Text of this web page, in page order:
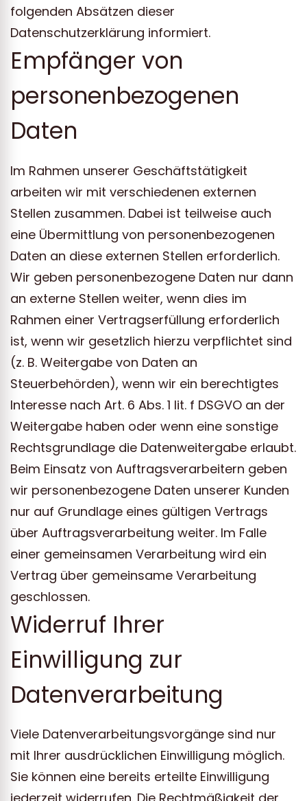
folgenden Absätzen dieser
Datenschutzerklärung informiert.
Empfänger von
personenbezogenen
Daten
Im Rahmen unserer Geschäftstätigkeit
arbeiten wir mit verschiedenen externen
Stellen zusammen. Dabei ist teilweise auch
eine Übermittlung von personenbezogenen
Daten an diese externen Stellen erforderlich.
Wir geben personenbezogene Daten nur dann
an externe Stellen weiter, wenn dies im
Rahmen einer Vertragserfüllung erforderlich
ist, wenn wir gesetzlich hierzu verpflichtet sind
(z. B. Weitergabe von Daten an
Steuerbehörden), wenn wir ein berechtigtes
Interesse nach Art. 6 Abs. 1 lit. f DSGVO an der
Weitergabe haben oder wenn eine sonstige
Rechtsgrundlage die Datenweitergabe erlaubt.
Beim Einsatz von Auftragsverarbeitern geben
wir personenbezogene Daten unserer Kunden
nur auf Grundlage eines gültigen Vertrags
über Auftragsverarbeitung weiter. Im Falle
einer gemeinsamen Verarbeitung wird ein
Vertrag über gemeinsame Verarbeitung
geschlossen.
Widerruf Ihrer
Einwilligung zur
Datenverarbeitung
Viele Datenverarbeitungsvorgänge sind nur
mit Ihrer ausdrücklichen Einwilligung möglich.
Sie können eine bereits erteilte Einwilligung